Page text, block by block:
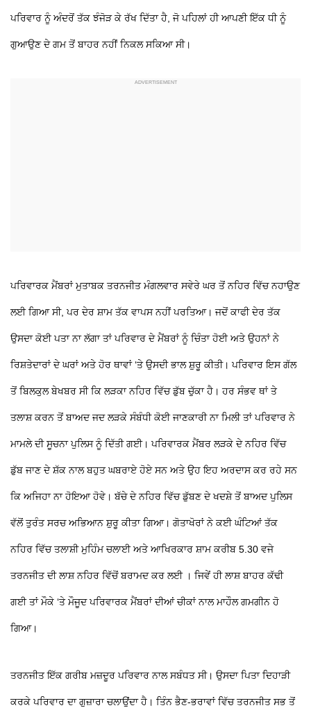
ਪਰਿਵਾਰ ਨੂੰ ਅੰਦਰੋਂ ਤੱਕ ਝੰਜੋੜ ਕੇ ਰੱਖ ਦਿੱਤਾ ਹੈ, ਜੋ ਪਹਿਲਾਂ ਹੀ ਆਪਣੀ ਇੱਕ ਧੀ ਨੂੰ
ਗੁਆਉਣ ਦੇ ਗਮ ਤੋਂ ਬਾਹਰ ਨਹੀਂ ਨਿਕਲ ਸਕਿਆ ਸੀ।
ਪਰਿਵਾਰਕ ਮੈਂਬਰਾਂ ਮੁਤਾਬਕ ਤਰਨਜੀਤ ਮੰਗਲਵਾਰ ਸਵੇਰੇ ਘਰ ਤੋਂ ਨਹਿਰ ਵਿੱਚ ਨਹਾਉਣ
ਲਈ ਗਿਆ ਸੀ, ਪਰ ਦੇਰ ਸ਼ਾਮ ਤੱਕ ਵਾਪਸ ਨਹੀਂ ਪਰਤਿਆ। ਜਦੋਂ ਕਾਫੀ ਦੇਰ ਤੱਕ
ਉਸਦਾ ਕੋਈ ਪਤਾ ਨਾ ਲੱਗਾ ਤਾਂ ਪਰਿਵਾਰ ਦੇ ਮੈਂਬਰਾਂ ਨੂੰ ਚਿੰਤਾ ਹੋਈ ਅਤੇ ਉਹਨਾਂ ਨੇ
ਰਿਸ਼ਤੇਦਾਰਾਂ ਦੇ ਘਰਾਂ ਅਤੇ ਹੋਰ ਥਾਵਾਂ ‘ਤੇ ਉਸਦੀ ਭਾਲ ਸ਼ੁਰੂ ਕੀਤੀ। ਪਰਿਵਾਰ ਇਸ ਗੱਲ
ਤੋਂ ਬਿਲਕੁਲ ਬੇਖਬਰ ਸੀ ਕਿ ਲੜਕਾ ਨਹਿਰ ਵਿੱਚ ਡੁੱਬ ਚੁੱਕਾ ਹੈ। ਹਰ ਸੰਭਵ ਥਾਂ ਤੇ
ਤਲਾਸ਼ ਕਰਨ ਤੋਂ ਬਾਅਦ ਜਦ ਲੜਕੇ ਸੰਬੰਧੀ ਕੋਈ ਜਾਣਕਾਰੀ ਨਾ ਮਿਲੀ ਤਾਂ ਪਰਿਵਾਰ ਨੇ
ਮਾਮਲੇ ਦੀ ਸੂਚਨਾ ਪੁਲਿਸ ਨੂੰ ਦਿੱਤੀ ਗਈ। ਪਰਿਵਾਰਕ ਮੈਂਬਰ ਲੜਕੇ ਦੇ ਨਹਿਰ ਵਿੱਚ
ਡੁੱਬ ਜਾਣ ਦੇ ਸ਼ੱਕ ਨਾਲ ਬਹੁਤ ਘਬਰਾਏ ਹੋਏ ਸਨ ਅਤੇ ਉਹ ਇਹ ਅਰਦਾਸ ਕਰ ਰਹੇ ਸਨ
ਕਿ ਅਜਿਹਾ ਨਾ ਹੋਇਆ ਹੋਵੇ। ਬੱਚੇ ਦੇ ਨਹਿਰ ਵਿੱਚ ਡੁੱਬਣ ਦੇ ਖਦਸ਼ੇ ਤੋਂ ਬਾਅਦ ਪੁਲਿਸ
ਵੱਲੋਂ ਤੁਰੰਤ ਸਰਚ ਅਭਿਆਨ ਸ਼ੁਰੂ ਕੀਤਾ ਗਿਆ। ਗੋਤਾਖੋਰਾਂ ਨੇ ਕਈ ਘੰਟਿਆਂ ਤੱਕ
ਨਹਿਰ ਵਿੱਚ ਤਲਾਸ਼ੀ ਮੁਹਿੰਮ ਚਲਾਈ ਅਤੇ ਆਖਿਰਕਾਰ ਸ਼ਾਮ ਕਰੀਬ 5.30 ਵਜੇ
ਤਰਨਜੀਤ ਦੀ ਲਾਸ਼ ਨਹਿਰ ਵਿੱਚੋਂ ਬਰਾਮਦ ਕਰ ਲਈ । ਜਿਵੇਂ ਹੀ ਲਾਸ਼ ਬਾਹਰ ਕੱਢੀ
ਗਈ ਤਾਂ ਮੌਕੇ ‘ਤੇ ਮੌਜੂਦ ਪਰਿਵਾਰਕ ਮੈਂਬਰਾਂ ਦੀਆਂ ਚੀਕਾਂ ਨਾਲ ਮਾਹੌਲ ਗਮਗੀਨ ਹੋ
ਗਿਆ।
ਤਰਨਜੀਤ ਇੱਕ ਗਰੀਬ ਮਜ਼ਦੂਰ ਪਰਿਵਾਰ ਨਾਲ ਸਬੰਧਤ ਸੀ। ਉਸਦਾ ਪਿਤਾ ਦਿਹਾੜੀ
ਕਰਕੇ ਪਰਿਵਾਰ ਦਾ ਗੁਜ਼ਾਰਾ ਚਲਾਉਂਦਾ ਹੈ। ਤਿੰਨ ਭੈਣ-ਭਰਾਵਾਂ ਵਿੱਚ ਤਰਨਜੀਤ ਸਭ ਤੋਂ